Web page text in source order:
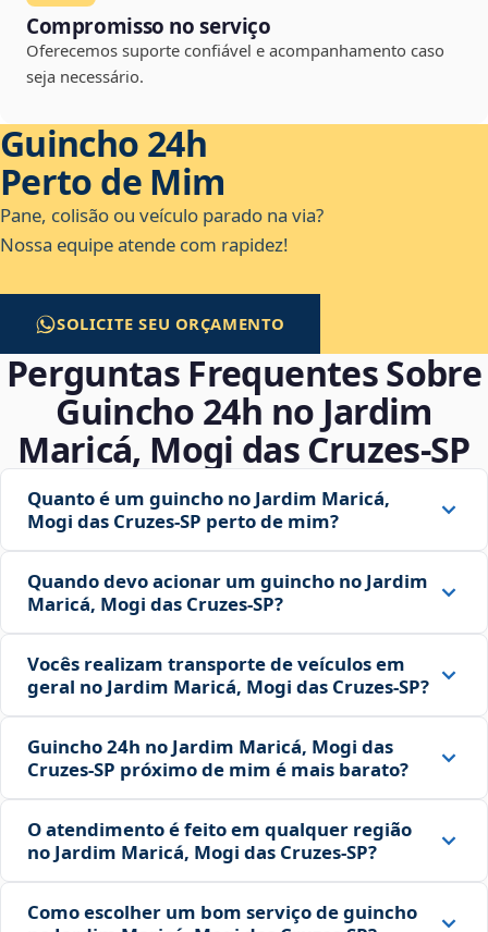
Compromisso no serviço
Oferecemos suporte confiável e acompanhamento caso
seja necessário.
Guincho 24h
Perto de Mim
Pane, colisão ou veículo parado na via?
Nossa equipe atende com rapidez!
SOLICITE SEU ORÇAMENTO
Perguntas Frequentes Sobre
Guincho 24h no Jardim
Maricá, Mogi das Cruzes‑SP
Quanto é um guincho no Jardim Maricá,
Mogi das Cruzes‑SP perto de mim?
Quando devo acionar um guincho no Jardim
Maricá, Mogi das Cruzes‑SP?
Vocês realizam transporte de veículos em
geral no Jardim Maricá, Mogi das Cruzes‑SP?
Guincho 24h no Jardim Maricá, Mogi das
Cruzes‑SP próximo de mim é mais barato?
O atendimento é feito em qualquer região
no Jardim Maricá, Mogi das Cruzes‑SP?
Como escolher um bom serviço de guincho